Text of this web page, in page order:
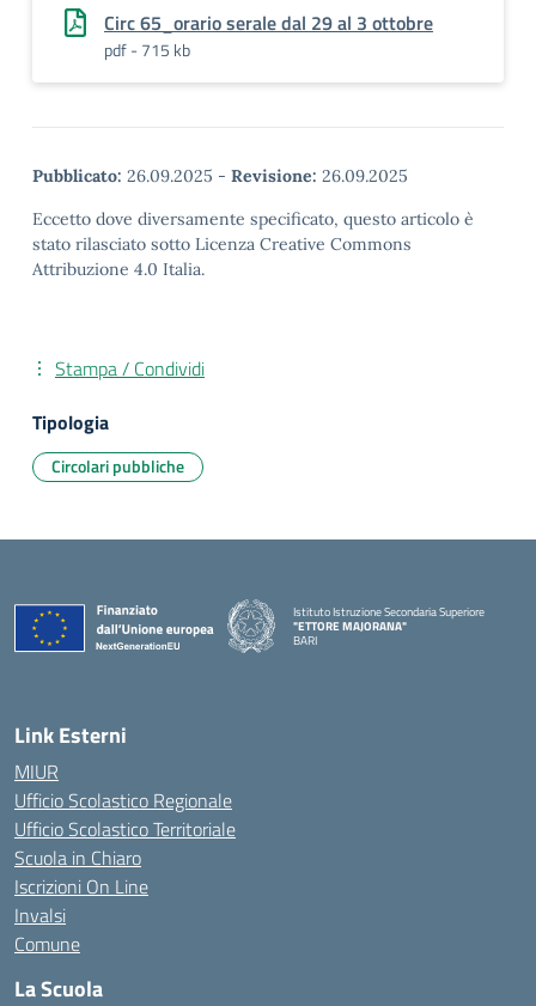
Circ 65_orario serale dal 29 al 3 ottobre
pdf - 715 kb
Pubblicato: 26.09.2025 - Revisione: 26.09.2025
Eccetto dove diversamente specificato, questo articolo è
stato rilasciato sotto Licenza Creative Commons
Attribuzione 4.0 Italia.
Stampa / Condividi
Tipologia
Circolari pubbliche
Istituto Istruzione Secondaria Superiore
"ETTORE MAJORANA"
BARI
Link Esterni
MIUR
Ufficio Scolastico Regionale
Ufficio Scolastico Territoriale
Scuola in Chiaro
Iscrizioni On Line
Invalsi
Comune
La Scuola